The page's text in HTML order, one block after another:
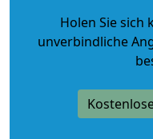
Holen Sie sich
unverbindliche